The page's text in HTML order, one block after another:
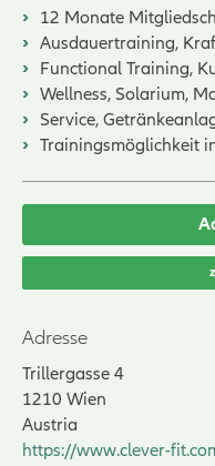
12 Monate
Ausdauertraining,
Functional Training,
Wellness, Solarium,
Service,
Trainingsmöglichkeit
Adresse
Trillergasse 4
1210 Wien
Austria
https://www.clever-